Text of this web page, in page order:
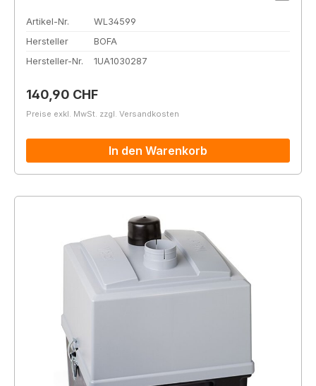
Artikel-Nr.
WL34599
Hersteller
BOFA
Hersteller-Nr.
1UA1030287
Regulärer Preis:
140,90 CHF
Preise exkl. MwSt. zzgl. Versandkosten
In den Warenkorb